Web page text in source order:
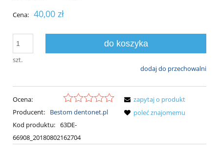
Cena: 40,00 zł
szt.
do koszyka
dodaj do przechowalni
Ocena:
Producent:
Bestom dentonet.pl
Kod produktu: 63DE-
66908_20180802162704
zapytaj o produkt
poleć znajomemu